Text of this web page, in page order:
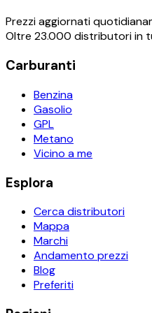
Prezzi aggiornati
Oltre 23.000 distributori in
Carburanti
Benzina
Gasolio
GPL
Metano
Vicino a me
Esplora
Cerca distributori
Mappa
Marchi
Andamento prezzi
Blog
Preferiti